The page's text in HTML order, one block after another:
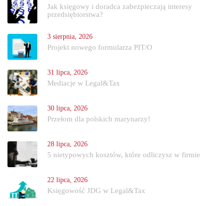
Jak księgowy i doradca zabezpieczają interesy
przedsiębiorstwa?
3 sierpnia, 2026
Projekt nowego formularza PIT/O
31 lipca, 2026
Mediacje w Legal&Tax
30 lipca, 2026
Przełom dla polskich marynarzy!
28 lipca, 2026
5 nietypowych kosztów, które odliczysz w firmie
22 lipca, 2026
Księgowość JDG w Legal&Tax